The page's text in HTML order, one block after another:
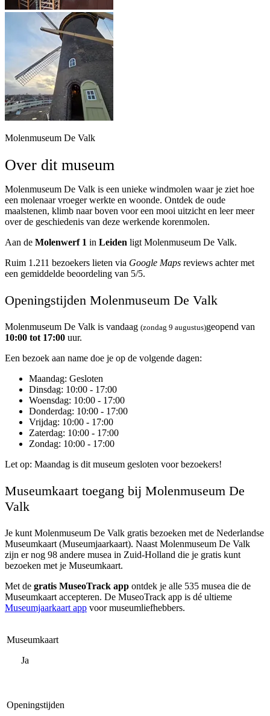
Molenmuseum De Valk
Over dit museum
Molenmuseum De Valk is een unieke windmolen waar je ziet hoe
een molenaar vroeger werkte en woonde. Ontdek de oude
maalstenen, klimb naar boven voor een mooi uitzicht en leer meer
over de geschiedenis van deze werkende korenmolen.
Aan de Molenwerf 1 in Leiden ligt Molenmuseum De Valk.
Ruim 1.211 bezoekers lieten via Google Maps reviews achter met
een gemiddelde beoordeling van 5/5.
Openingstijden Molenmuseum De Valk
Molenmuseum De Valk is vandaag (zondag 9 augustus)geopend van
10:00 tot 17:00 uur.
Een bezoek aan name doe je op de volgende dagen:
Maandag: Gesloten
Dinsdag: 10:00 - 17:00
Woensdag: 10:00 - 17:00
Donderdag: 10:00 - 17:00
Vrijdag: 10:00 - 17:00
Zaterdag: 10:00 - 17:00
Zondag: 10:00 - 17:00
Let op: Maandag is dit museum gesloten voor bezoekers!
Museumkaart toegang bij Molenmuseum De
Valk
Je kunt Molenmuseum De Valk gratis bezoeken met de Nederlandse
Museumkaart (Museumjaarkaart). Naast Molenmuseum De Valk
zijn er nog 98 andere musea in Zuid-Holland die je gratis kunt
bezoeken met je Museumkaart.
Met de gratis MuseoTrack app ontdek je alle 535 musea die de
Museumkaart accepteren. De MuseoTrack app is dé ultieme
Museumjaarkaart app voor museumliefhebbers.
Museumkaart
Ja
Openingstijden